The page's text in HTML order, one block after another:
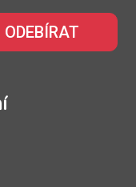
ODEBÍRAT